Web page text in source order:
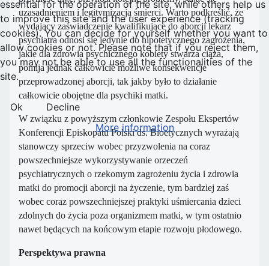
uzasadnieniem i legitymizacją śmierci. Warto podkreślić, że
wydający zaświadczenie kwalifikujące do aborcji lekarz
psychiatra odnosi się jedynie do hipotetycznego zagrożenia,
jakie dla zdrowia psychicznego kobiety stwarza ciąża,
pomija jednak całkowicie możliwe konsekwencje
przeprowadzonej aborcji, tak jakby było to działanie
całkowicie obojętne dla psychiki matki.
W związku z powyższym członkowie Zespołu Ekspertów
Konferencji Episkopatu Polski ds. Bioetycznych wyrażają
stanowczy sprzeciw wobec przyzwolenia na coraz
powszechniejsze wykorzystywanie orzeczeń
psychiatrycznych o rzekomym zagrożeniu życia i zdrowia
matki do promocji aborcji na życzenie, tym bardziej zaś
wobec coraz powszechniejszej praktyki uśmiercania dzieci
zdolnych do życia poza organizmem matki, w tym ostatnio
nawet będących na końcowym etapie rozwoju płodowego.
Perspektywa prawna
essential for the operation of the site, while others help us
to improve this site and the user experience (tracking
cookies). You can decide for yourself whether you want to
allow cookies or not. Please note that if you reject them,
you may not be able to use all the functionalities of the
site.
Ok
Decline
More information